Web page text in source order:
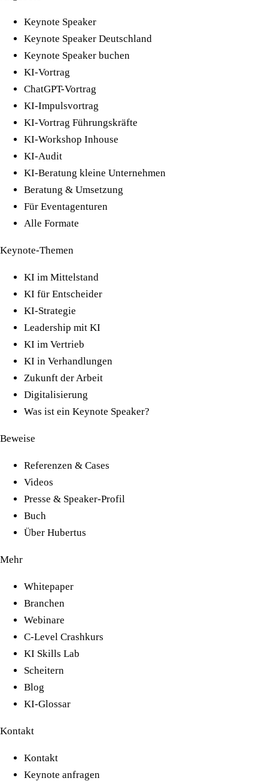
Keynote Speaker
Keynote Speaker Deutschland
Keynote Speaker buchen
KI-Vortrag
ChatGPT-Vortrag
KI-Impulsvortrag
KI-Vortrag Führungskräfte
KI-Workshop Inhouse
KI-Audit
KI-Beratung kleine Unternehmen
Beratung & Umsetzung
Für Eventagenturen
Alle Formate
Keynote-Themen
KI im Mittelstand
KI für Entscheider
KI-Strategie
Leadership mit KI
KI im Vertrieb
KI in Verhandlungen
Zukunft der Arbeit
Digitalisierung
Was ist ein Keynote Speaker?
Beweise
Referenzen & Cases
Videos
Presse & Speaker-Profil
Buch
Über Hubertus
Mehr
Whitepaper
Branchen
Webinare
C-Level Crashkurs
KI Skills Lab
Scheitern
Blog
KI-Glossar
Kontakt
Kontakt
Keynote anfragen